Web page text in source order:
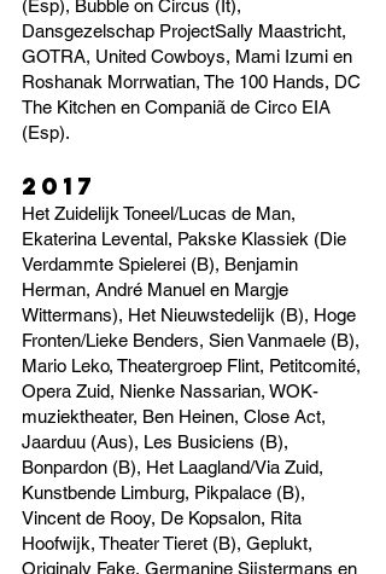
(Esp), Bubble on Circus (It),
Dansgezelschap ProjectSally Maastricht,
GOTRA, United Cowboys, Mami Izumi en
Roshanak Morrwatian, The 100 Hands, DC
The Kitchen en Companiã de Circo EIA
(Esp).
2017
Het Zuidelijk Toneel/Lucas de Man,
Ekaterina Levental, Pakske Klassiek (Die
Verdammte Spielerei (B), Benjamin
Herman, André Manuel en Margje
Wittermans), Het Nieuwstedelijk (B), Hoge
Fronten/Lieke Benders, Sien Vanmaele (B),
Mario Leko, Theatergroep Flint, Petitcomité,
Opera Zuid, Nienke Nassarian, WOK-
muziektheater, Ben Heinen, Close Act,
Jaarduu (Aus), Les Busiciens (B),
Bonpardon (B), Het Laagland/Via Zuid,
Kunstbende Limburg, Pikpalace (B),
Vincent de Rooy, De Kopsalon, Rita
Hoofwijk, Theater Tieret (B), Geplukt,
Originaly Fake, Germanine Sijstermans en